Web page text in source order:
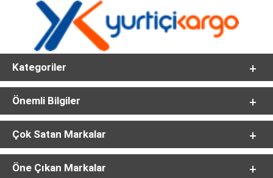
Kategoriler
Önemli Bilgiler
Çok Satan Markalar
Öne Çıkan Markalar